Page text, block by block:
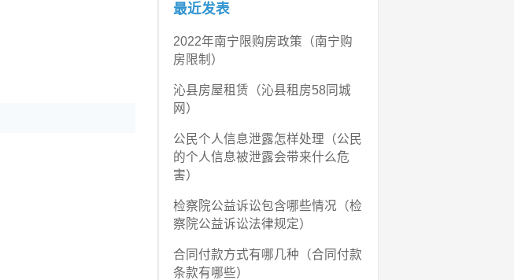
最近发表
2022年南宁限购房政策（南宁购
房限制）
沁县房屋租赁（沁县租房58同城
网）
公民个人信息泄露怎样处理（公民
的个人信息被泄露会带来什么危
害）
检察院公益诉讼包含哪些情况（检
察院公益诉讼法律规定）
合同付款方式有哪几种（合同付款
条款有哪些）